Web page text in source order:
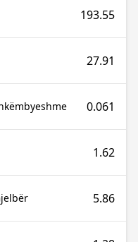
193.55
27.91
0.061
1.62
5.86